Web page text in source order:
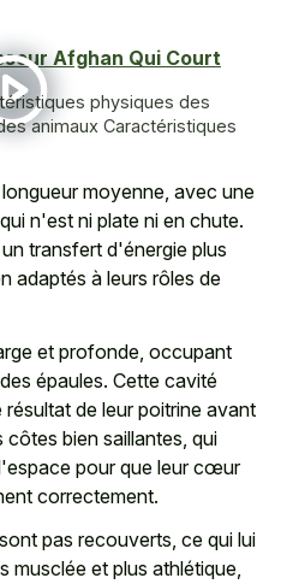
Afghan Qui Court
physiques des
animaux Caractéristiques
moyenne, avec une
n'est ni plate ni en chute.
transfert d'énergie plus
adaptés à leurs rôles de
et profonde, occupant
épaules. Cette cavité
de leur poitrine avant
bien saillantes, qui
pour que leur cœur
correctement.
pas recouverts, ce qui lui
musclée et plus athlétique,